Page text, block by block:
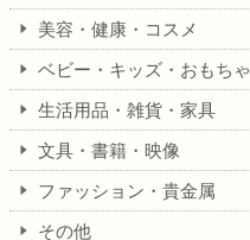
美容・健康・コスメ
ベビー・キッズ・おもちゃ
生活用品・雑貨・家具
文具・書籍・映像
ファッション・貴金属
その他